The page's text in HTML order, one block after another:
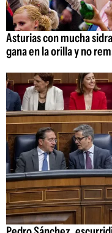
Asturias con mucha
gana en la orilla y no